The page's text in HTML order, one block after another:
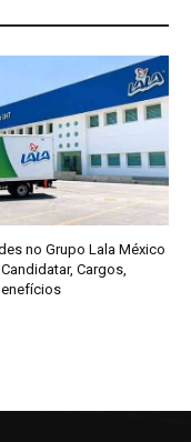
no Grupo Lala México
Cargos,